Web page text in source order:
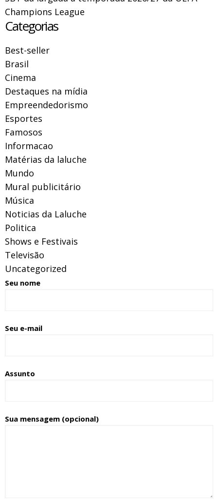
Champions League
Categorias
Best-seller
Brasil
Cinema
Destaques na mídia
Empreendedorismo
Esportes
Famosos
Informacao
Matérias da laluche
Mundo
Mural publicitário
Música
Noticias da Laluche
Politica
Shows e Festivais
Televisão
Uncategorized
Seu nome
Seu e-mail
Assunto
Sua mensagem (opcional)